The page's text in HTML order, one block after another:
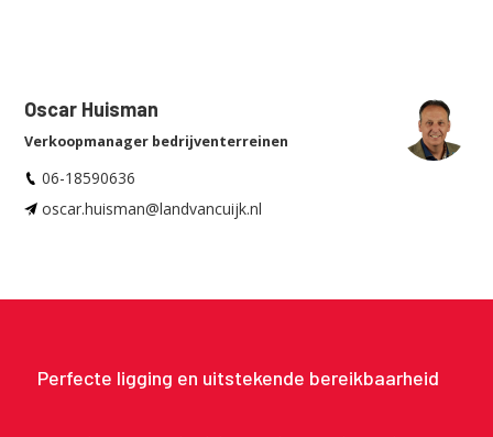
Oscar Huisman
Verkoopmanager bedrijventerreinen
06-18590636
oscar.huisman@landvancuijk.nl
Perfecte ligging en uitstekende bereikbaarheid